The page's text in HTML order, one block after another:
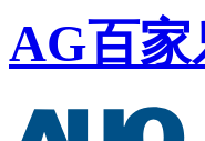
AG百家